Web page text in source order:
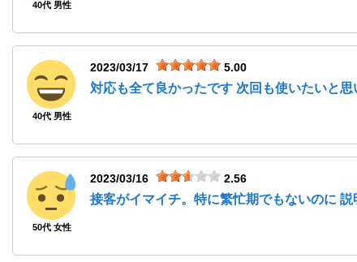
40代 男性
40代 男性
2023/03/17 5.00
対応も全て良かったです 次回も使いたいと思
50代 女性
2023/03/16 2.56
接客がイマイチ。特に繁忙期でもないのに